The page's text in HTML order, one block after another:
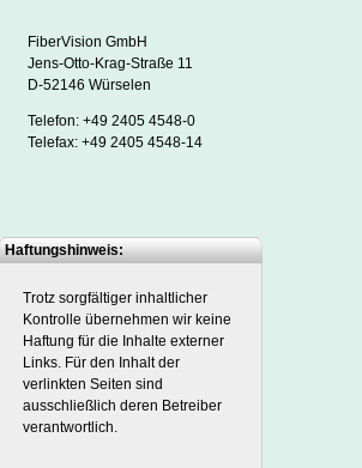
FiberVision GmbH
Jens-Otto-Krag-Straße 11
D-52146 Würselen
Telefon: +49 2405 4548-0
Telefax: +49 2405 4548-14
Haftungshinweis:
Trotz sorgfältiger inhaltlicher
Kontrolle übernehmen wir keine
Haftung für die Inhalte externer
Links. Für den Inhalt der
verlinkten Seiten sind
ausschließlich deren Betreiber
verantwortlich.